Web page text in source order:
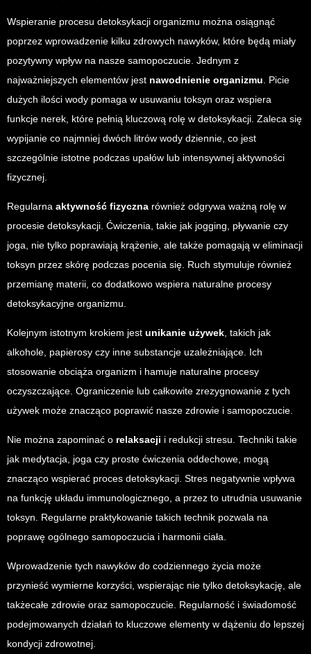
Wspieranie procesu detoksykacji organizmu można osiągnąć
poprzez wprowadzenie kilku zdrowych nawyków, które będą miały
pozytywny wpływ na nasze samopoczucie. Jednym z
najważniejszych elementów jest nawodnienie organizmu . Picie
dużych ilości wody pomaga w usuwaniu toksyn oraz wspiera
funkcje nerek, które pełnią kluczową rolę w detoksykacji. Zaleca się
wypijanie co najmniej dwóch litrów wody dziennie, co jest
szczególnie istotne podczas upałów lub intensywnej aktywności
fizycznej.
Regularna aktywność fizyczna również odgrywa ważną rolę w
procesie detoksykacji. Ćwiczenia, takie jak jogging, pływanie czy
joga, nie tylko poprawiają krążenie, ale także pomagają w eliminacji
toksyn przez skórę podczas pocenia się. Ruch stymuluje również
przemianę materii, co dodatkowo wspiera naturalne procesy
detoksykacyjne organizmu.
Kolejnym istotnym krokiem jest unikanie używek , takich jak
alkohole, papierosy czy inne substancje uzależniające. Ich
stosowanie obciąża organizm i hamuje naturalne procesy
oczyszczające. Ograniczenie lub całkowite zrezygnowanie z tych
używek może znacząco poprawić nasze zdrowie i samopoczucie.
Nie można zapominać o relaksacji i redukcji stresu. Techniki takie
jak medytacja, joga czy proste ćwiczenia oddechowe, mogą
znacząco wspierać proces detoksykacji. Stres negatywnie wpływa
na funkcję układu immunologicznego, a przez to utrudnia usuwanie
toksyn. Regularne praktykowanie takich technik pozwala na
poprawę ogólnego samopoczucia i harmonii ciała.
Wprowadzenie tych nawyków do codziennego życia może
przynieść wymierne korzyści, wspierając nie tylko detoksykację, ale
takżecałe zdrowie oraz samopoczucie. Regularność i świadomość
podejmowanych działań to kluczowe elementy w dążeniu do lepszej
kondycji zdrowotnej.